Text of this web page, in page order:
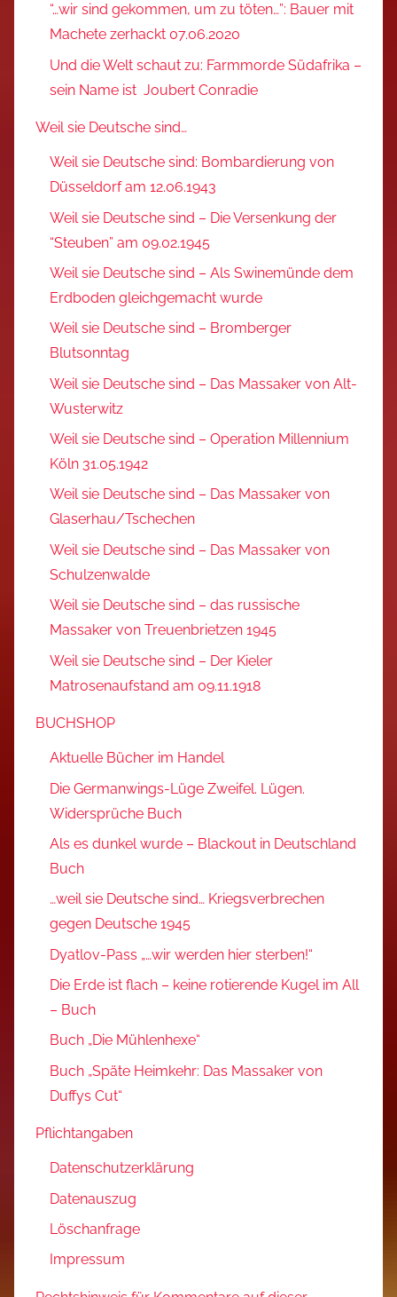
“…wir sind gekommen, um zu töten…”: Bauer mit
Machete zerhackt 07.06.2020
Und die Welt schaut zu: Farmmorde Südafrika –
sein Name ist Joubert Conradie
Weil sie Deutsche sind…
Weil sie Deutsche sind: Bombardierung von
Düsseldorf am 12.06.1943
Weil sie Deutsche sind – Die Versenkung der
“Steuben” am 09.02.1945
Weil sie Deutsche sind – Als Swinemünde dem
Erdboden gleichgemacht wurde
Weil sie Deutsche sind – Bromberger
Blutsonntag
Weil sie Deutsche sind – Das Massaker von Alt-
Wusterwitz
Weil sie Deutsche sind – Operation Millennium
Köln 31.05.1942
Weil sie Deutsche sind – Das Massaker von
Glaserhau/Tschechen
Weil sie Deutsche sind – Das Massaker von
Schulzenwalde
Weil sie Deutsche sind – das russische
Massaker von Treuenbrietzen 1945
Weil sie Deutsche sind – Der Kieler
Matrosenaufstand am 09.11.1918
BUCHSHOP
Aktuelle Bücher im Handel
Die Germanwings-Lüge Zweifel. Lügen.
Widersprüche Buch
Als es dunkel wurde – Blackout in Deutschland
Buch
…weil sie Deutsche sind… Kriegsverbrechen
gegen Deutsche 1945
Dyatlov-Pass „…wir werden hier sterben!“
Die Erde ist flach – keine rotierende Kugel im All
– Buch
Buch „Die Mühlenhexe“
Buch „Späte Heimkehr: Das Massaker von
Duffys Cut“
Pflichtangaben
Datenschutzerklärung
Datenauszug
Löschanfrage
Impressum